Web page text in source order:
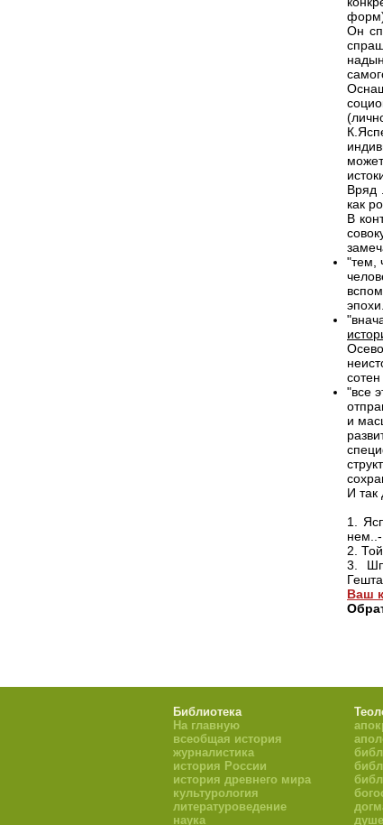
Он
Вряд
как
В
"тем,
"все
и
И так
1.
2.
3.
Ваш
Библиотека
На главную
всеобщая история
журналистика
история России
история древнего мира
культурология
литературоведение
наука